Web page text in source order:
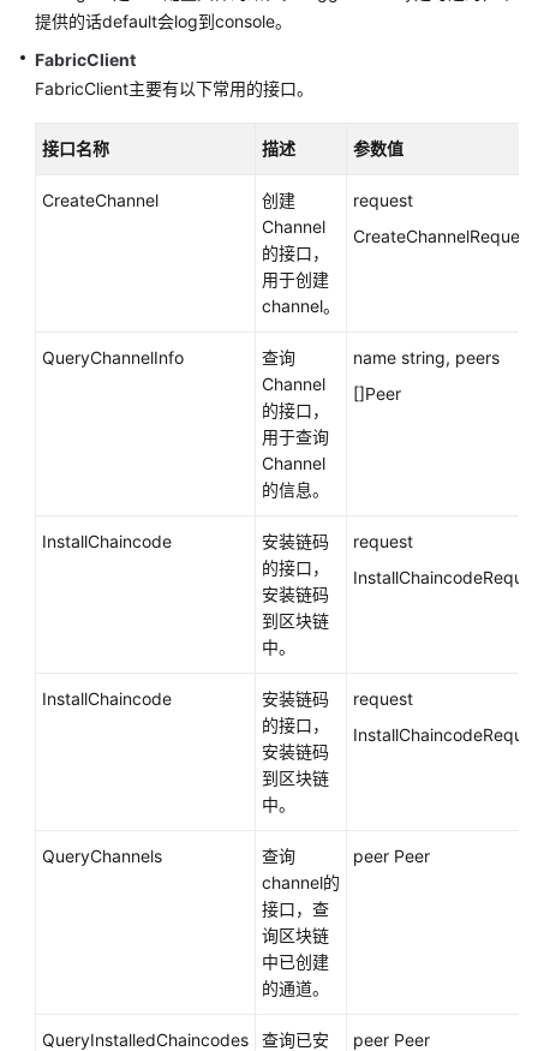
云
服
级
议
书
域
提供的话default会log到console。
FabricClient
FabricClient主要有以下常用的接口。
接口名称 描述 参数值
CreateChannel
创建
Channel
的接口，
用于创建
channel。
request
CreateChannelRequest
QueryChannelInfo
查询
Channel
的接口，
用于查询
Channel
的信息。
name string, peers
[]Peer
InstallChaincode
安装链码
的接口，
安装链码
到区块链
中。
request
InstallChaincode
安装链码
的接口，
安装链码
到区块链
中。
request
QueryChannels
查询
channel的
接口，查
询区块链
中已创建
的通道。
peer Peer
QueryInstalledChaincodes
查询已安
peer Peer